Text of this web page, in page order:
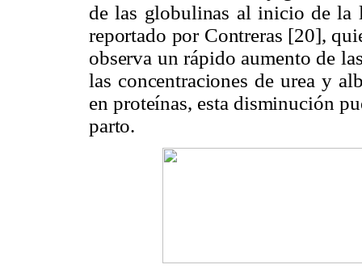
de las globulinas al inicio de la
reportado por Contreras [20],
observa un rápido aumento de
las concentraciones de urea y
en proteínas, esta disminución
parto.